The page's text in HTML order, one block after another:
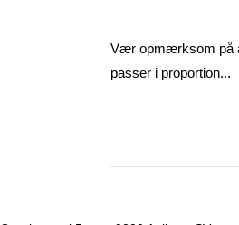
Vær opmærksom på
passer i proportion...